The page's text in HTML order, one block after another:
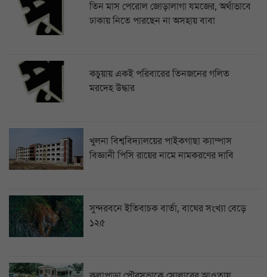
তিন মাস পেরোল জোড়ালাগা যমজের, অর্থাভাবে
ঢাকায় নিতে পারছেন না অসহায় বাবা
কচুয়ায় একই পরিবারের তিনজনের গলিত
মরদেহ উদ্ধার
খুলনা বিশ্ববিদ্যালয়ের পাইকগাছা ক্যাম্পাস
বিজ্ঞানী পিসি রায়ের নামে নামকরণের দাবি
সুন্দরবনে ইতিবাচক বার্তা, বাঘের সংখ্যা বেড়ে
১২৫